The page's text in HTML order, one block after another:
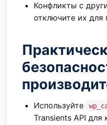
Конфликты с
отключите их для
Используйте
Transients API для